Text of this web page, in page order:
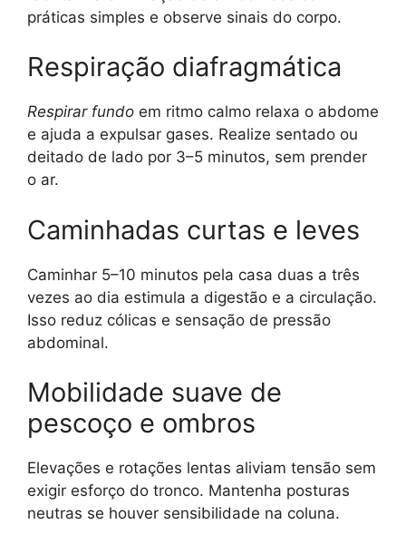
práticas simples e observe sinais do corpo.
Respiração diafragmática
Respirar fundo em ritmo calmo relaxa o abdome
e ajuda a expulsar gases. Realize sentado ou
deitado de lado por 3–5 minutos, sem prender
o ar.
Caminhadas curtas e leves
Caminhar 5–10 minutos pela casa duas a três
vezes ao dia estimula a digestão e a circulação.
Isso reduz cólicas e sensação de pressão
abdominal.
Mobilidade suave de
pescoço e ombros
Elevações e rotações lentas aliviam tensão sem
exigir esforço do tronco. Mantenha posturas
neutras se houver sensibilidade na coluna.